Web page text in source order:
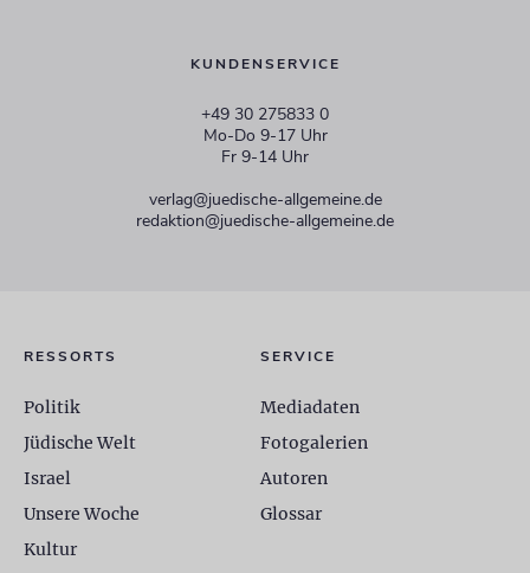
KUNDENSERVICE
+49 30 275833 0
Mo-Do 9-17 Uhr
Fr 9-14 Uhr
verlag@juedische-allgemeine.de
redaktion@juedische-allgemeine.de
RESSORTS
Politik
Jüdische Welt
Israel
Unsere Woche
Kultur
SERVICE
Mediadaten
Fotogalerien
Autoren
Glossar